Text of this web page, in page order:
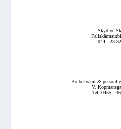
Skydive
044 - 23
Bo bekvämt &
V.
Tel: 0455 -